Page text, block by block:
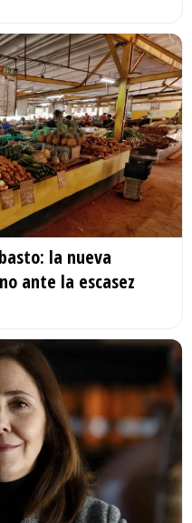
la nueva
ante la escasez